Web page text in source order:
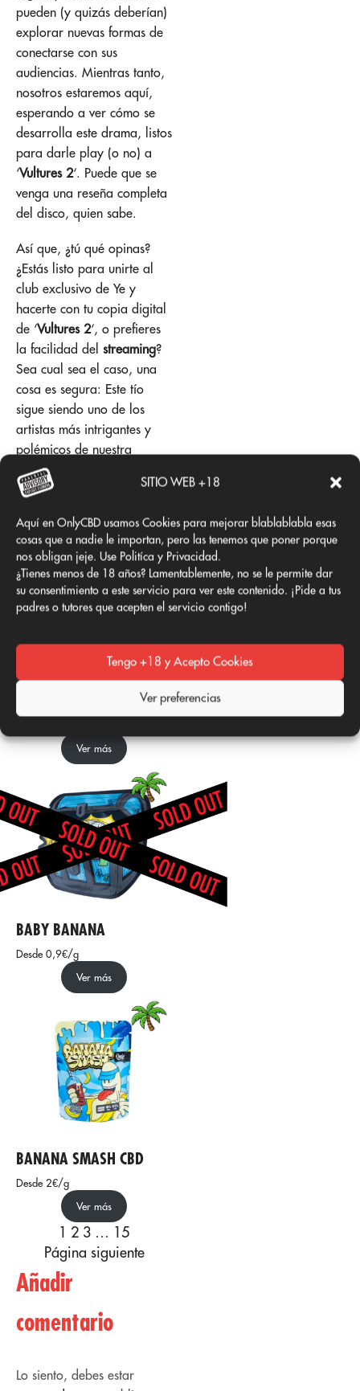
SITIO WEB +18
Aquí en OnlyCBD usamos Cookies para mejorar blablablabla esas
cosas que a nadie le importan, pero las tenemos que poner porque
nos obligan jeje. Use Politíca y Privacidad.
¿Tienes menos de 18 años? Lamentablemente, no se le permite dar
su consentimiento a este servicio para ver este contenido. ¡Pide a tus
padres o tutores que acepten el servicio contigo!
Tengo +18 y Acepto Cookies
Ver preferencias
pueden (y quizás deberían)
explorar nuevas formas de
conectarse con sus
audiencias. Mientras tanto,
nosotros estaremos aquí,
esperando a ver cómo se
desarrolla este drama, listos
para darle play (o no) a
‘Vultures 2‘. Puede que se
venga una reseña completa
del disco, quien sabe.
Así que, ¿tú qué opinas?
¿Estás listo para unirte al
club exclusivo de Ye y
hacerte con tu copia digital
de ‘Vultures 2‘, o prefieres
la facilidad del streaming?
Sea cual sea el caso, una
cosa es segura: Este tío
sigue siendo uno de los
artistas más intrigantes y
polémicos de nuestra
época, capaz de
mantenernos hablando de
Ver más
BABY BANANA
Desde 0,9€/g
Ver más
BANANA SMASH CBD
Desde 2€/g
Ver más
1 2 3 … 15
Página siguiente
Añadir
comentario
Lo siento, debes estar